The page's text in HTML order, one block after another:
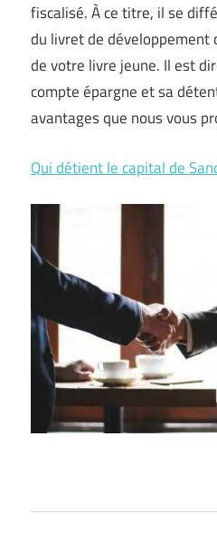
fiscalisé. À ce titre, il se
du livret de développement
de votre livre jeune. Il est
compte épargne et sa
avantages que nous vous
Qui détient le capital de